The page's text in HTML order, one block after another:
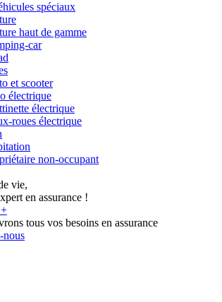
spéciaux
haut de gamme
car
et scooter
électrique
électrique
roues électrique
non-occupant
vie,
en assurance !
tous vos besoins en assurance
nous